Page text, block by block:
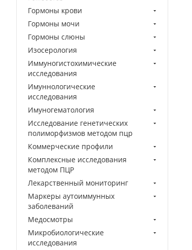
Гормоны крови
Гормоны мочи
Гормоны слюны
Изосерология
Иммуногистохимические
исследования
Имуннологические
исследования
Имуногематология
Исследование генетических
полиморфизмов методом пцр
Коммерческие профили
Комплексные исследования
методом ПЦР
Лекарственный мониторинг
Маркеры аутоиммунных
заболеваний
Медосмотры
Микробиологические
исследования